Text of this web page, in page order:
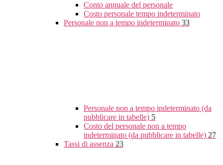
Conto annuale del personale
Costo personale tempo indeterminato
Personale non a tempo indeterminato 33
Personale non a tempo indeterminato (da
pubblicare in tabelle) 5
Costo del personale non a tempo
indeterminato (da pubblicare in tabelle) 27
Tassi di assenza 23